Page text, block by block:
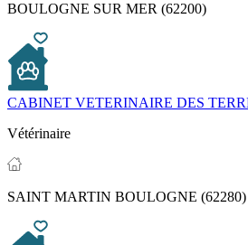
BOULOGNE SUR MER (62200)
CABINET VETERINAIRE DES
Vétérinaire
SAINT MARTIN BOULOGNE (62280)